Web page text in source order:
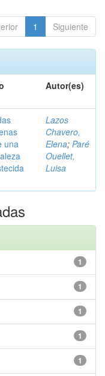
1 Siguiente
Autor(es)
una
Lazos
Chavero,
Elena; Paré
Ouellet,
Luisa
1
1
1
1
1